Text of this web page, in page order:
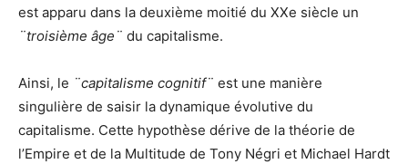
est apparu dans la deuxième moitié du XXe siècle un
¨troisième âge¨ du capitalisme.
Ainsi, le ¨capitalisme cognitif¨ est une manière
singulière de saisir la dynamique évolutive du
capitalisme. Cette hypothèse dérive de la théorie de
l’Empire et de la Multitude de Tony Négri et Michael Hardt